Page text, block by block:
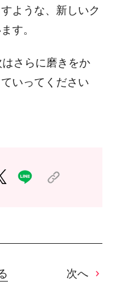
ような、新しいク
す。
さらに磨きをか
いってください
次へ